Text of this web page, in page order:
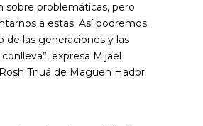
sobre problemáticas, pero
a estas. Así podremos
de las generaciones y las
expresa Mijael
Tnuá de Maguen Hador.